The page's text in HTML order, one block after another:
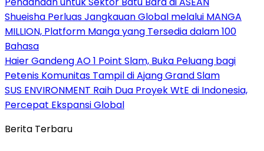
Shueisha Perluas Jangkauan Global melalui MANGA
MILLION, Platform Manga yang Tersedia dalam 100
Bahasa
Haier Gandeng AO 1 Point Slam, Buka Peluang bagi
Petenis Komunitas Tampil di Ajang Grand Slam
SUS ENVIRONMENT Raih Dua Proyek WtE di Indonesia,
Percepat Ekspansi Global
Berita Terbaru